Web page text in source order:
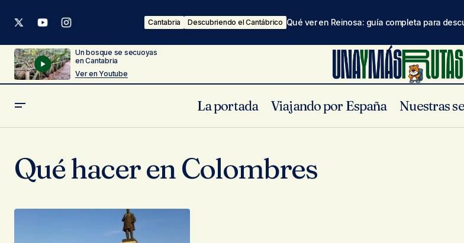
Cantabria Descubriendo el Cantábrico Qué ver en Reinosa: guía completa para
Un bosque se secuoyas
en Cantabria
Ver en Youtube
La portada Viajando por España Nuestras
Qué hacer en Colombres